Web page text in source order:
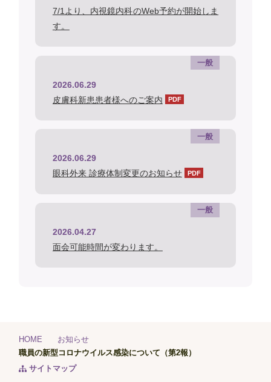
7/1より、内視鏡内科のWeb予約が開始しま
す。
2026.06.29
皮膚科新患患者様へのご案内
一般
2026.06.29
眼科外来 診療体制変更のお知らせ
一般
2026.04.27
面会可能時間が変わります。
一般
HOME
お知らせ
職員の新型コロナウイルス感染について（第2報）
サイトマップ